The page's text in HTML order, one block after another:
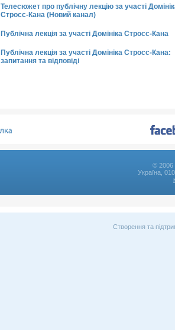
Телесюжет про публічну лекцію за участі
Стросс-Кана (Новий канал)
Публічна лекція за участі Домініка Стросс-Кана
Публічна лекція за участі Домініка Стросс-Кана:
запитання та відповіді
© 2006
Україна,
Створення та